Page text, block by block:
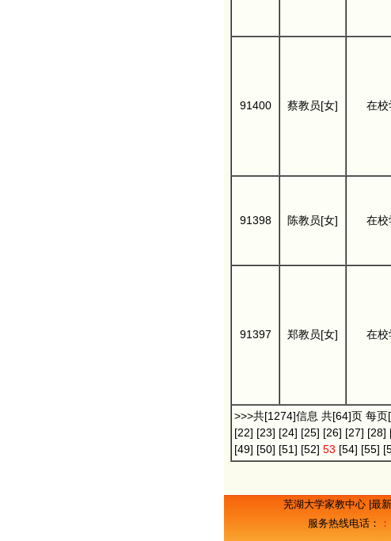
91400 蔡教员[女] 在校
91398 陈教员[女] 在校
91397 郑教员[女] 在校
>>>共[1274]信息 共[64]页 每页
[22] [23] [24] [25] [26] [27] [28]
[49] [50] [51] [52] 53 [54] [55]
芜湖大学家教中心 最
服务热线电话：